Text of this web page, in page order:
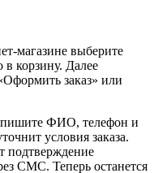
магазине выберите
в корзину. Далее
заказ» или
ФИО, телефон и
условия заказа.
подтверждение
СМС. Теперь останется